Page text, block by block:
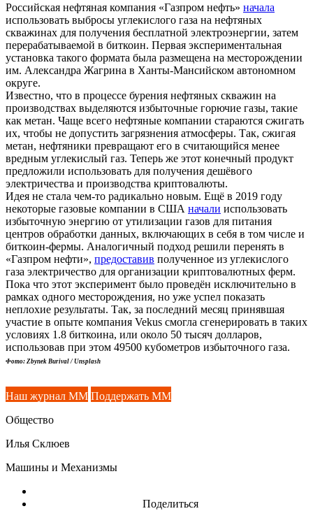
Российская нефтяная компания «Газпром нефть» начала
использовать выбросы углекислого газа на нефтяных
скважинах для получения бесплатной электроэнергии, затем
перерабатываемой в биткоин. Первая экспериментальная
установка такого формата была размещена на месторождении
им. Александра Жагрина в Ханты-Мансийском автономном
округе.
Известно, что в процессе бурения нефтяных скважин на
производствах выделяются избыточные горючие газы, такие
как метан. Чаще всего нефтяные компании стараются сжигать
их, чтобы не допустить загрязнения атмосферы. Так, сжигая
метан, нефтяники превращают его в считающийся менее
вредным углекислый газ. Теперь же этот конечный продукт
предложили использовать для получения дешёвого
электричества и производства криптовалюты.
Идея не стала чем-то радикально новым. Ещё в 2019 году
некоторые газовые компании в США начали использовать
избыточную энергию от утилизации газов для питания
центров обработки данных, включающих в себя в том числе и
биткоин-фермы. Аналогичный подход решили перенять в
«Газпром нефти», предоставив полученное из углекислого
газа электричество для организации криптовалютных ферм.
Пока что этот эксперимент было проведён исключительно в
рамках одного месторождения, но уже успел показать
неплохие результаты. Так, за последний месяц принявшая
участие в опыте компания Vekus смогла сгенерировать в таких
условиях 1.8 биткоина, или около 50 тысяч долларов,
использовав при этом 49500 кубометров избыточного газа.
Фото: Zbynek Burival / Unsplash
Наш журнал ММ Поддержать ММ
Общество
Илья Склюев
Машины и Механизмы
Поделиться